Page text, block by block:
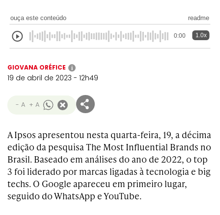
ouça este conteúdo readme
0:00 1.0x
GIOVANA ORÉFICE i
19 de abril de 2023 - 12h49
- A + A
A Ipsos apresentou nesta quarta-feira, 19, a décima
edição da pesquisa The Most Influential Brands no
Brasil. Baseado em análises do ano de 2022, o top
3 foi liderado por marcas ligadas à tecnologia e big
techs. O Google apareceu em primeiro lugar,
seguido do WhatsApp e YouTube.